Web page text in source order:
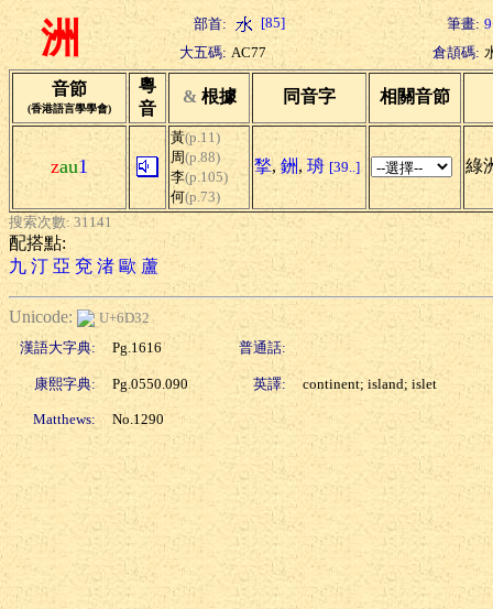
洲 部首: [85] 筆畫: 9
大五碼: AC77 倉頡碼:
音節
(香港語言學學會)
粵
音
& 根據 同音字 相關音節
zau1
黃(p.11)
周(p.88)
李(p.105)
何(p.73)
揫, 銂, 珘 [39..] 綠
搜索次數: 31141
配搭點:
九 汀 亞 兗 渚 歐 蘆
Unicode:
U+6D32
漢語大字典:
Pg.1616 普通話:
康熙字典: Pg.0550.090 英譯: continent; island; islet
Matthews: No.1290